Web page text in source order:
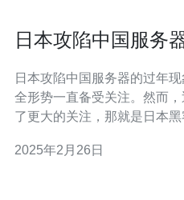
日本攻陷中国服务
日本攻陷中国服务器的过年现象 过年期间，中国的网
全形势一直备受关注。然而
了更大的关注，那就是日本
期间，中国的网络活动通常会
2025年2月26日